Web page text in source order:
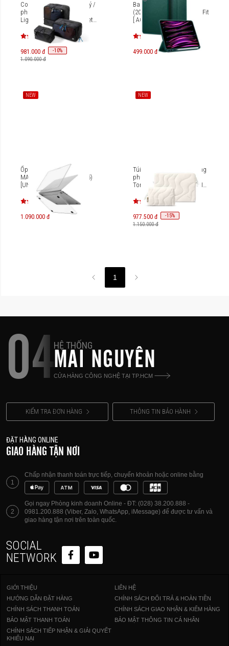
Combo 3 túi đựng hành lý /
phụ kiện Tomtoc (USA)
Light-T02 Packing Cube Set
T02L1DT
981.000 đ -10%
1.090.000 đ
Bao da iPad Pro 12.9 inch
(2021-2022) Spigen Urban Fit
[ ACS03092 / ACS03434 ]
499.000 đ
NEW
Ốp lưng UNIQ VERO
MACBOOK AIR 13'' (M2-M5)
[UNIQ-MA13(M4)-VERO]
1.090.000 đ
NEW
Túi chống sốc kèm túi đựng
phụ kiện Laptop 14-inch
Tomtoc Terra-A27 Sleeve KIT
A27D2DV / A27D2TV /
A27D2WV
977.500 đ -15%
1.150.000 đ
1
04HỆ THỐNG
MAI NGUYÊN
CỬA HÀNG CÔNG NGHỆ TẠI TP.HCM
KIỂM TRA ĐƠN HÀNG THÔNG TIN BẢO HÀNH
ĐẶT HÀNG ONLINE
GIAO HÀNG TẬN NƠI
1
Chấp nhận thanh toán trực tiếp, chuyển khoản hoặc online bằng
2
Gọi ngay Phòng kinh doanh Online - ĐT: (028) 38.200.888 -
0981.200.888 (Viber, Zalo, WhatsApp, iMessage) để được tư vấn và
giao hàng tận nơi trên toàn quốc.
SOCIAL
NETWORK
GIỚI THIỆU
LIÊN HỆ
HƯỚNG DẪN ĐẶT HÀNG
CHÍNH SÁCH ĐỔI TRẢ & HOÀN TIỀN
CHÍNH SÁCH THANH TOÁN
CHÍNH SÁCH GIAO NHẬN & KIỂM HÀNG
BẢO MẬT THANH TOÁN
BẢO MẬT THÔNG TIN CÁ NHÂN
CHÍNH SÁCH TIẾP NHẬN & GIẢI QUYẾT
KHIẾU NẠI